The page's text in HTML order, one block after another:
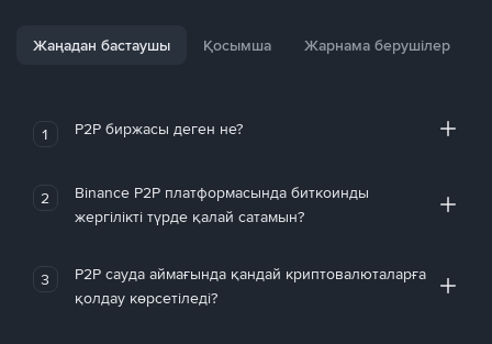
Жаңадан бастаушы Қосымша Жарнама берушілер
1 P2P биржасы деген не?
2
Binance P2P платформасында биткоинды
жергілікті түрде қалай сатамын?
3
P2P сауда аймағында қандай криптовалюталарға
қолдау көрсетіледі?